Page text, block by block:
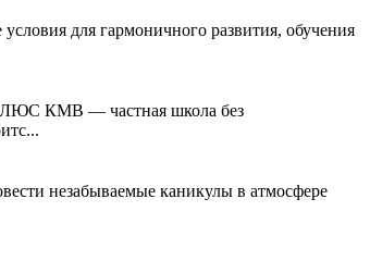
для гармоничного развития, обучения
ПЛЮС КМВ — частная школа без
незабываемые каникулы в атмосфере